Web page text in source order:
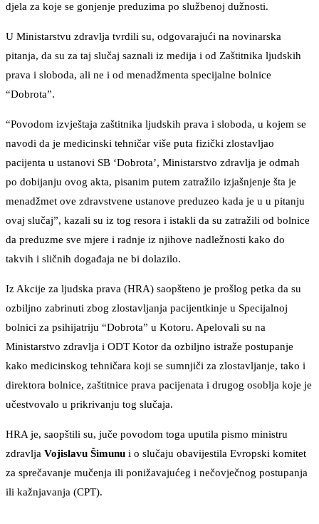
djela za koje se gonjenje preduzima po službenoj dužnosti.
U Ministarstvu zdravlja tvrdili su, odgovarajući na novinarska
pitanja, da su za taj slučaj saznali iz medija i od Zaštitnika ljudskih
prava i sloboda, ali ne i od menadžmenta specijalne bolnice
“Dobrota”.
“Povodom izvještaja zaštitnika ljudskih prava i sloboda, u kojem se
navodi da je medicinski tehničar više puta fizički zlostavljao
pacijenta u ustanovi SB ‘Dobrota’, Ministarstvo zdravlja je odmah
po dobijanju ovog akta, pisanim putem zatražilo izjašnjenje šta je
menadžmet ove zdravstvene ustanove preduzeo kada je u u pitanju
ovaj slučaj”, kazali su iz tog resora i istakli da su zatražili od bolnice
da preduzme sve mjere i radnje iz njihove nadležnosti kako do
takvih i sličnih događaja ne bi dolazilo.
Iz Akcije za ljudska prava (HRA) saopšteno je prošlog petka da su
ozbiljno zabrinuti zbog zlostavljanja pacijentkinje u Specijalnoj
bolnici za psihijatriju “Dobrota” u Kotoru. Apelovali su na
Ministarstvo zdravlja i ODT Kotor da ozbiljno istraže postupanje
kako medicinskog tehničara koji se sumnjiči za zlostavljanje, tako i
direktora bolnice, zaštitnice prava pacijenata i drugog osoblja koje je
učestvovalo u prikrivanju tog slučaja.
HRA je, saopštili su, juče povodom toga uputila pismo ministru
zdravlja Vojislavu Šimunu i o slučaju obavijestila Evropski komitet
za sprečavanje mučenja ili ponižavajućeg i nečovječnog postupanja
ili kažnjavanja (CPT).